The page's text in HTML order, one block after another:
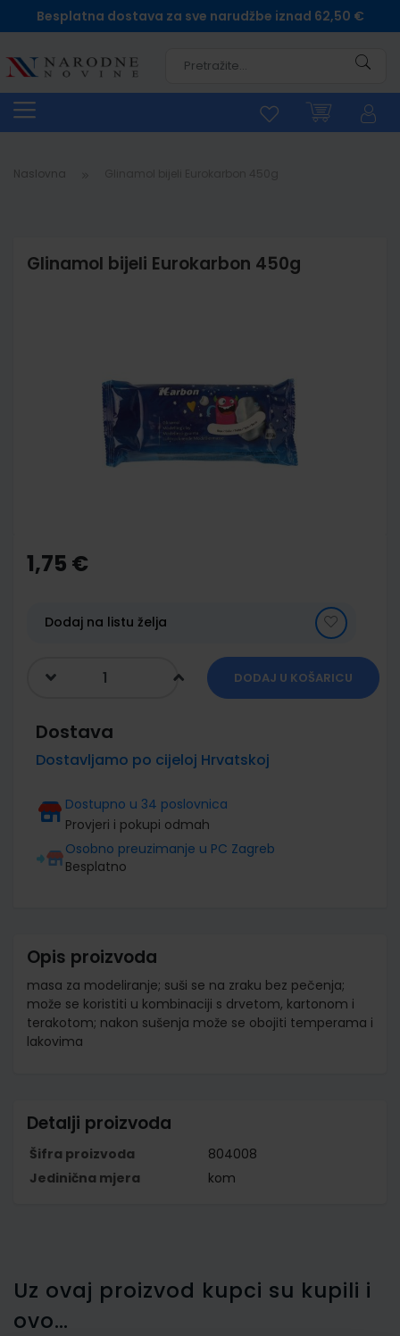
Besplatna dostava za sve narudžbe iznad 62,50 €
Naslovna
Glinamol bijeli Eurokarbon 450g
the
beginning
gallery
1,75 €
Dodaj na listu želja
DODAJ U KOŠARICU
Dostava
Dostavljamo po cijeloj Hrvatskoj
Dostupno u 34 poslovnica
Provjeri i pokupi odmah
Osobno preuzimanje u PC Zagreb
Besplatno
Opis proizvoda
masa za modeliranje; suši se na zraku bez pečenja;
može se koristiti u kombinaciji s drvetom, kartonom i
terakotom; nakon sušenja može se obojiti temperama i
lakovima
Detalji proizvoda
Šifra proizvoda
804008
Jedinična mjera
kom
Uz ovaj proizvod kupci su kupili i
ovo…